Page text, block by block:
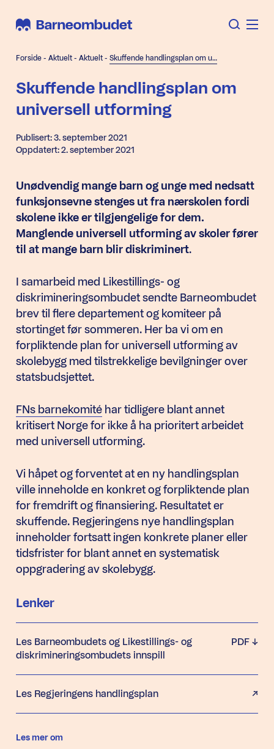
Forside - Aktuelt - Aktuelt - Skuffende handlingsplan om universell utforming
Skuffende handlingsplan om
universell utforming
Publisert: 3. september 2021
Oppdatert: 2. september 2021
Unødvendig mange barn og unge med nedsatt
funksjonsevne stenges ut fra nærskolen fordi
skolene ikke er tilgjengelige for dem.
Manglende universell utforming av skoler fører
til at mange barn blir diskriminert.
I samarbeid med Likestillings- og
diskrimineringsombudet sendte Barneombudet
brev til flere departement og komiteer på
stortinget før sommeren. Her ba vi om en
forpliktende plan for universell utforming av
skolebygg med tilstrekkelige bevilgninger over
statsbudsjettet.
FNs barnekomité har tidligere blant annet
kritisert Norge for ikke å ha prioritert arbeidet
med universell utforming.
Vi håpet og forventet at en ny handlingsplan
ville inneholde en konkret og forpliktende plan
for fremdrift og finansiering. Resultatet er
skuffende. Regjeringens nye handlingsplan
inneholder fortsatt ingen konkrete planer eller
tidsfrister for blant annet en systematisk
oppgradering av skolebygg.
Lenker
Les Barneombudets og Likestillings- og
diskrimineringsombudets innspill
PDF
Les Regjeringens handlingsplan
Les mer om